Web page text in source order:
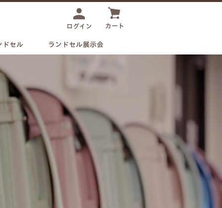
ログイン カート
ドセル ランドセル展示会
予約制